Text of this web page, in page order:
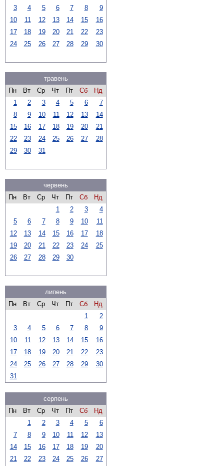
3
4 5 6 7 8
9
10
11 12 13 14 15
16
17
18 19 20 21 22
23
24
25 26 27 28 29 30
травень
Пн
Вт Ср Чт Пт Сб
Нд
1
2 3 4 5 6
7
8
9 10 11 12 13
14
15
16 17 18 19 20
21
22
23 24 25 26 27
28
29
30 31
червень
Пн
Вт Ср Чт Пт Сб
Нд
1
2 3
4
5
6 7 8 9 10
11
12
13 14 15 16 17
18
19
20 21 22 23 24
25
26
27 28 29 30
липень
Пн
Вт Ср Чт Пт Сб
Нд
1
2
3
4 5 6 7 8
9
10
11 12 13 14 15
16
17
18 19 20 21 22
23
24
25 26 27 28 29
30
31
серпень
Пн
Вт Ср Чт Пт Сб
Нд
1
2 3 4 5
6
7
8 9 10 11 12
13
14
15 16 17 18 19
20
21
22 23 24 25 26 27